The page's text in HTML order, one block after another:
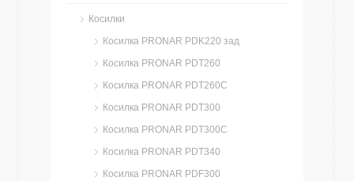
Косилки
Косилка PRONAR PDK220 зад
Косилка PRONAR PDT260
Косилка PRONAR PDT260C
Косилка PRONAR PDT300
Косилка PRONAR PDT300C
Косилка PRONAR PDT340
Косилка PRONAR PDF300